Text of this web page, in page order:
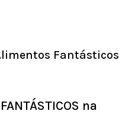
Fantásticos
na